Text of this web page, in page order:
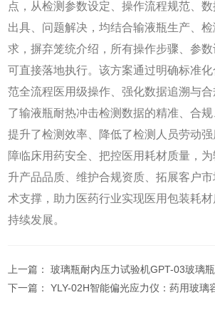
点，从检测参数设定、操作流程规范、
出具、问题解决，均结合输液瓶生产、
求，摒弃笼统介绍，所有操作步骤、参
可直接落地执行。该方案通过明确标准
范全流程医用级操作、强化数据追溯与
了输液瓶耐热冲击检测数据的精准、合
提升了检测效率、降低了检测人员劳动
障临床用药安全、把控医用耗材质量，
升产品品质、维护合规资质、拓展客户
术支撑，助力医药行业实现医用包装耗
持续发展。
上一篇：玻璃瓶耐内压力试验机GPT-03玻璃
下一篇：YLY-02H智能偏光应力仪：药用玻璃容器退火工艺